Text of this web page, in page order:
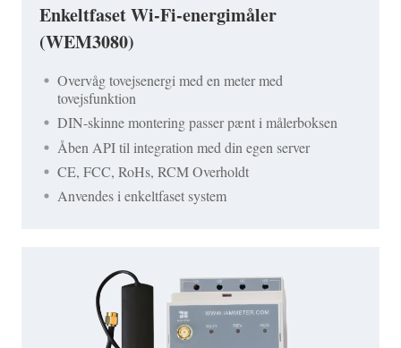
Enkeltfaset Wi-Fi-energimåler
(WEM3080)
Overvåg tovejsenergi med en meter med
tovejsfunktion
DIN-skinne montering passer pænt i målerboksen
Åben API til integration med din egen server
CE, FCC, RoHs, RCM Overholdt
Anvendes i enkeltfaset system